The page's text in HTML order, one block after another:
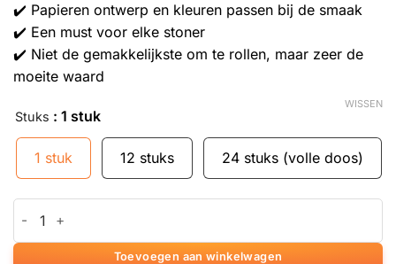
✔️ Papieren ontwerp en kleuren passen bij de smaak
✔️ Een must voor elke stoner
✔️ Niet de gemakkelijkste om te rollen, maar zeer de
moeite waard
Stuks : 1 stuk
1 stuk 12 stuks 24 stuks (volle doos)
WISSEN
Toevoegen aan winkelwagen